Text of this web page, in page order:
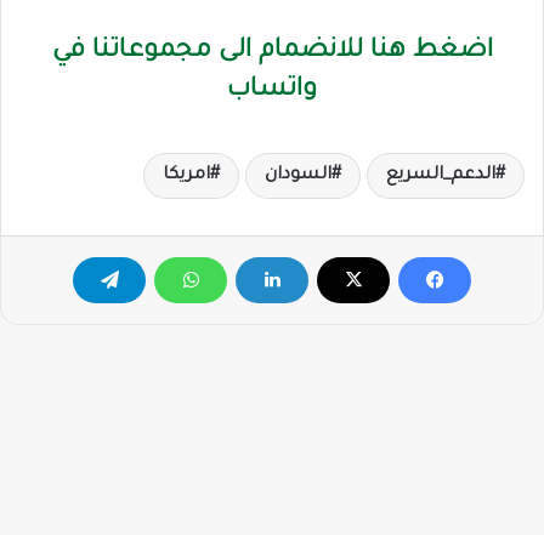
اضغط هنا للانضمام الى مجموعاتنا في
واتساب
الدعم_السريع السودان امريكا